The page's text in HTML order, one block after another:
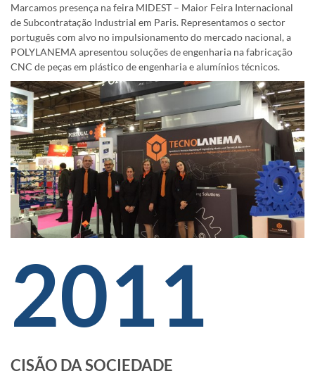
Marcamos presença na feira MIDEST – Maior Feira Internacional
de Subcontratação Industrial em Paris. Representamos o sector
português com alvo no impulsionamento do mercado nacional, a
POLYLANEMA apresentou soluções de engenharia na fabricação
CNC de peças em plástico de engenharia e alumínios técnicos.
2011
CISÃO DA SOCIEDADE